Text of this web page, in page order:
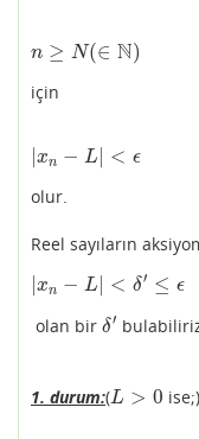
n ≥ N(∈ N)
n≥N(∈N )
için
xn − L < ϵ
| xn −L| <ϵ
olur.
Reel sayıların
xn − L < δ′ ≤ ϵ
|x n− |< δ′≤ ϵ
olan bir δ′
δ′
1. durum:(L > 0
L> 0 ise;)